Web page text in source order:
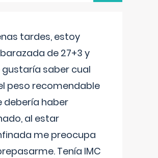
tardes, estoy
de 27+3 y
gustaría saber cual
peso recomendable
debería haber
al estar
me preocupa
Tenía IMC